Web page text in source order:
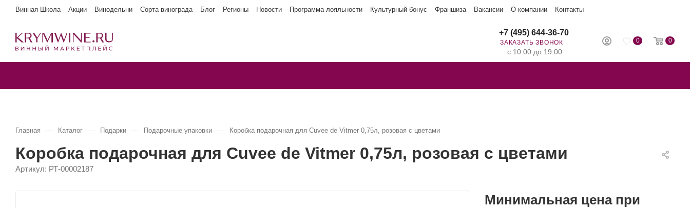
Винная Школа Акции Винодельни Сорта винограда Блог Регионы Новости Программа лояльности Культурный бонус Франшиза Вакансии О компании Контакты
0 0
+7 (495) 644-36-70
ЗАКАЗАТЬ ЗВОНОК
с 10:00 до 19:00
Главная — Каталог — Подарки — Подарочные упаковки — Коробка подарочная для Cuvee de Vitmer 0,75л, розовая с цветами
Коробка подарочная для Cuvee de Vitmer 0,75л, розовая с цветами
Артикул: РТ-00002187
Минимальная цена при